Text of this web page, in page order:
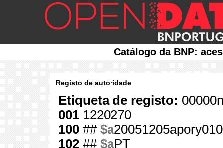
Catálogo da BNP:
Registo de autoridade
Etiqueta de registo:
001 1220270
100 ## $a
102 ## $aPT